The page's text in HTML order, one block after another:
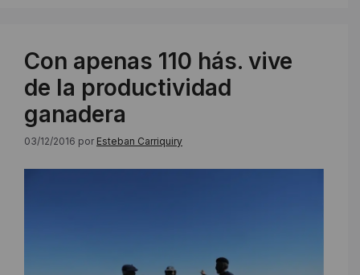
Con apenas 110 hás. vive
de la productividad
ganadera
03/12/2016 por Esteban Carriquiry